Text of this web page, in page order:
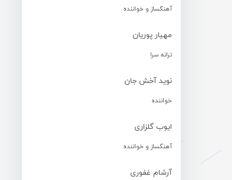
آهنگساز و خواننده
مهیار پوریان
ترانه سرا
نوید آخش جان
خواننده
ایوب گلزاری
آهنگساز و خواننده
آرشام غفوری